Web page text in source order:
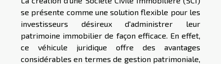
se présente comme une solution flexible pour les
investisseurs désireux d'administrer leur
patrimoine immobilier de façon efficace. En effet,
ce véhicule juridique offre des avantages
considérables en termes de gestion patrimoniale,